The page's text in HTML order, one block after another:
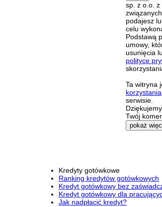
sp. z o.o. z
podajesz
celu
Podstawą
umowy,
usunięcia
polityce
Ta witryna
korzystania
serwisie.
Twój
pokaż
Kredyty gotówkowe
Ranking kredytów gotówkowych
Kredyt gotówkowy bez
Kredyt gotówkowy dla
Jak nadpłacić kredyt?